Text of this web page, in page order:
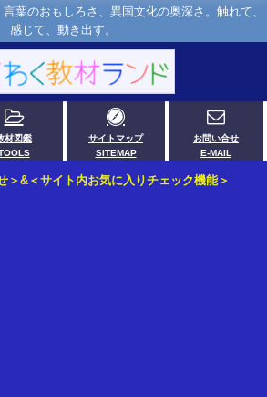
葉のおもしろさ、異国文化の奥深さ。触れて、
感じて、動き出す。
材図鑑
サイトマップ
SITEMAP
お問い合せ
E-MAIL
＞&＜サイト内お気に入りチェック機能＞